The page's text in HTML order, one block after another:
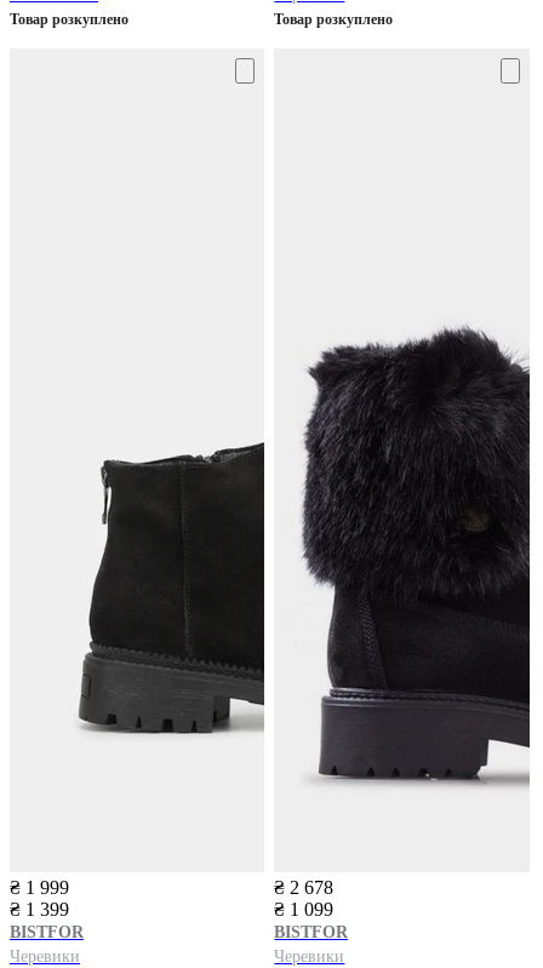
Товар розкуплено Товар розкуплено
₴ 1 999
₴ 1 399
BISTFOR
Черевики
₴ 2 678
₴ 1 099
BISTFOR
Черевики